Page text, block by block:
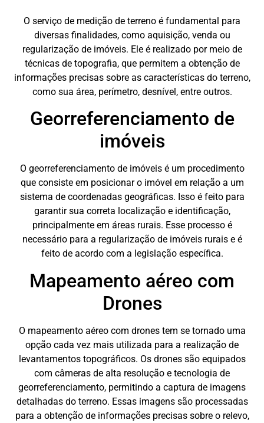
O serviço de medição de terreno é fundamental para
diversas finalidades, como aquisição, venda ou
regularização de imóveis. Ele é realizado por meio de
técnicas de topografia, que permitem a obtenção de
informações precisas sobre as características do terreno,
como sua área, perímetro, desnível, entre outros.
Georreferenciamento de
imóveis
O georreferenciamento de imóveis é um procedimento
que consiste em posicionar o imóvel em relação a um
sistema de coordenadas geográficas. Isso é feito para
garantir sua correta localização e identificação,
principalmente em áreas rurais. Esse processo é
necessário para a regularização de imóveis rurais e é
feito de acordo com a legislação específica.
Mapeamento aéreo com
Drones
O mapeamento aéreo com drones tem se tornado uma
opção cada vez mais utilizada para a realização de
levantamentos topográficos. Os drones são equipados
com câmeras de alta resolução e tecnologia de
georreferenciamento, permitindo a captura de imagens
detalhadas do terreno. Essas imagens são processadas
para a obtenção de informações precisas sobre o relevo,